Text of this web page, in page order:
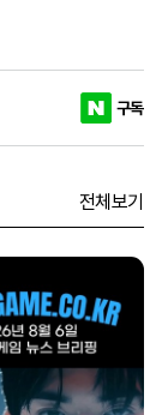
구독
전체보기